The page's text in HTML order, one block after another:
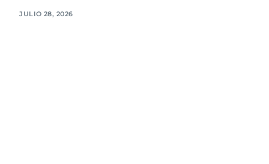
JULIO 28, 2026